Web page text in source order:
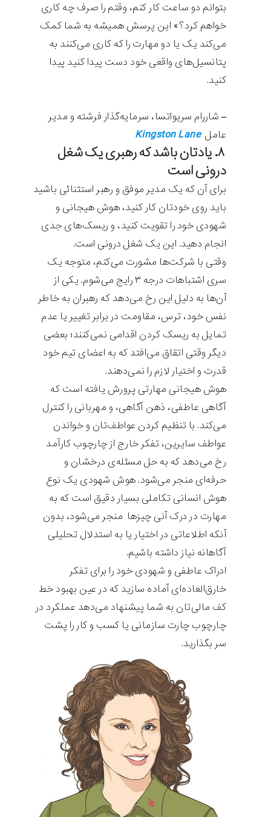
بتوانم دو ساعت کار کنم، وقتم را صرف چه کاری
خواهم کرد؟» این پرسش همیشه به شما کمک
می‌کند یک یا دو مهارت را که کاری می‌کنند به
پتانسیل‌های واقعی خود دست پیدا کنید پیدا
کنید.
– شاررام سریواتسا، سرمایه‌گذار فرشته و مدیر
عاملKingston Lane
۸. یادتان باشد که رهبری یک شغل
درونی است
برای آن که یک مدیر موفق و رهبر استثنائی باشید
باید روی خودتان کار کنید، هوش هیجانی و
شهودی خود را تقویت کنید، و ریسک‌های جدی
انجام دهید. این یک شغل درونی است.
وقتی با شرکت‌ها مشورت می‌کنم، متوجه یک
سری اشتباهات درجه ۳ رایج می‌شوم. یکی از
آن‌ها به دلیل این رخ می‌دهد که رهبران به خاطر
نفس خود، ترس، مقاومت در برابر تغییر یا عدم
تمایل به ریسک کردن اقدامی نمی‌کنند؛ بعضی
دیگر وقتی اتقاق می‌افتد که به اعضای تیم خود
قدرت و اختیار لازم را نمی‌دهند.
هوش هیجانی مهارتی پرورش یافته است که
آگاهی عاطفی، ذهن آگاهی، و مهربانی را کنترل
می‌کند. با تنظیم کردن عواطف‌تان و خواندن
عواطف سایرین، تفکر خارج از چارچوب کارآمد
رخ می‌دهد که به حل مسئله‌ی درخشان و
حرفه‌ای منجر می‌شود. هوش شهودی یک نوع
هوش انسانی تکاملی بسیار دقیق است که به
مهارت در درک آنی چیزها منجر می‌شود، بدون
آنکه اطلاعاتی در اختیار یا به استدلال تحلیلی
آگاهانه نیاز داشته باشیم.
ادراک عاطفی و شهودی خود را برای تفکر
خارق‌العاده‌ای آماده سازید که در عین بهبود خط
کف مالی‌تان به شما پیشنهاد می‌دهد عملکرد در
چارچوب چارت سازمانی یا کسب و کار را پشت
سر بگذارید.